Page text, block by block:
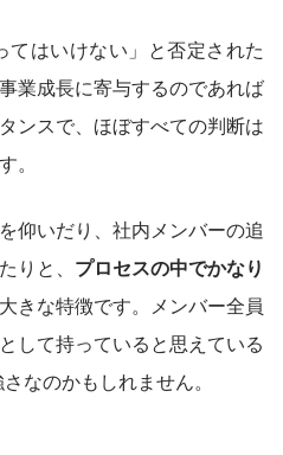
てはいけない」と否定された
業成長に寄与するのであれば
ンスで、ほぼすべての判断は
。
仰いだり、社内メンバーの追
りと、 プロセスの中でかなり
きな特徴です。メンバー全員
して持っていると思えている
なのかもしれません。